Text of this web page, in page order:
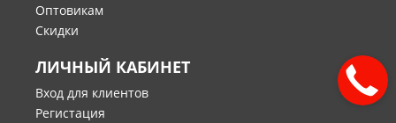
Оптовикам
Скидки
ЛИЧНЫЙ КАБИНЕТ
Вход для клиентов
Регистация